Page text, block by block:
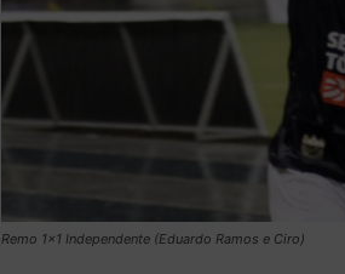
Remo 1x1 Independente (Eduardo Ramos e Ciro)